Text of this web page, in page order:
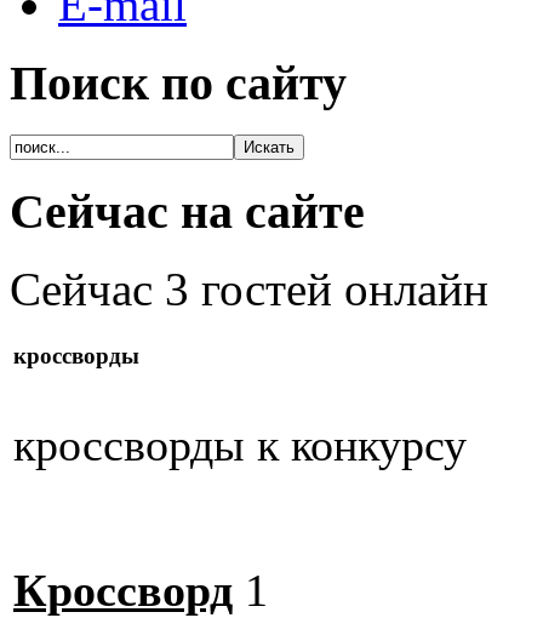
Поиск по сайту
Сейчас на сайте
Сейчас 3 гостей онлайн
кроссворды
кроссворды к конкурсу
Кроссворд 1